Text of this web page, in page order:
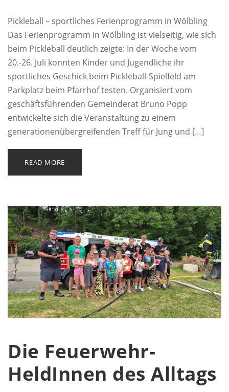
Pickleball – sportliches Ferienprogramm in Wölbling
Das Ferienprogramm in Wölbling ist vielseitig, wie sich
beim Pickleball deutlich zeigte: In der Woche vom
20.-26. Juli konnten Kinder und Jugendliche ihr
sportliches Geschick beim Pickleball-Spielfeld am
Parkplatz beim Pfarrhof testen. Organisiert vom
geschäftsführenden Gemeinderat Bruno Popp
entwickelte sich die Veranstaltung zu einem
generationenübergreifenden Treff für Jung und […]
READ MORE
Die Feuerwehr-
HeldInnen des Alltags